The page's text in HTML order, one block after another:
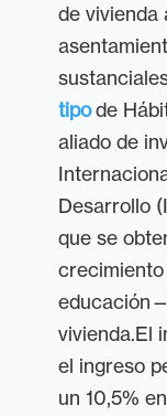
de vivienda
tipode
aliado de
Desarrollo
que se
crecimiento
vivienda.El
el ingreso
un 10,5%